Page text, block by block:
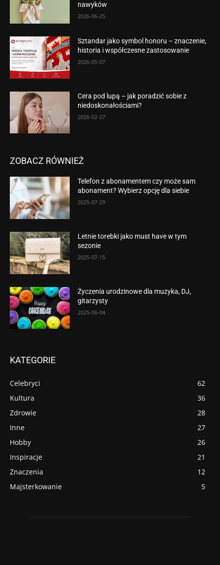
nawyków
2026-06-25
Sztandar jako symbol honoru – znaczenie,
historia i współczesne zastosowanie
2026-05-07
Cera pod lupą – jak poradzić sobie z
niedoskonałościami?
2026-02-27
ZOBACZ RÓWNIEŻ
Telefon z abonamentem czy może sam
abonament? Wybierz opcję dla siebie
2025-07-29
Letnie torebki jako must have w tym
sezonie
2025-07-15
Życzenia urodzinowe dla muzyka, DJ,
gitarzysty
2025-06-04
KATEGORIE
Celebryci
62
Kultura
36
Zdrowie
28
Inne
27
Hobby
26
Inspiracje
21
Znaczenia
12
Majsterkowanie
5